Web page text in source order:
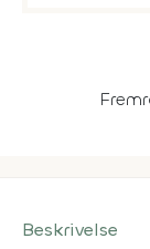
Beskrivelse